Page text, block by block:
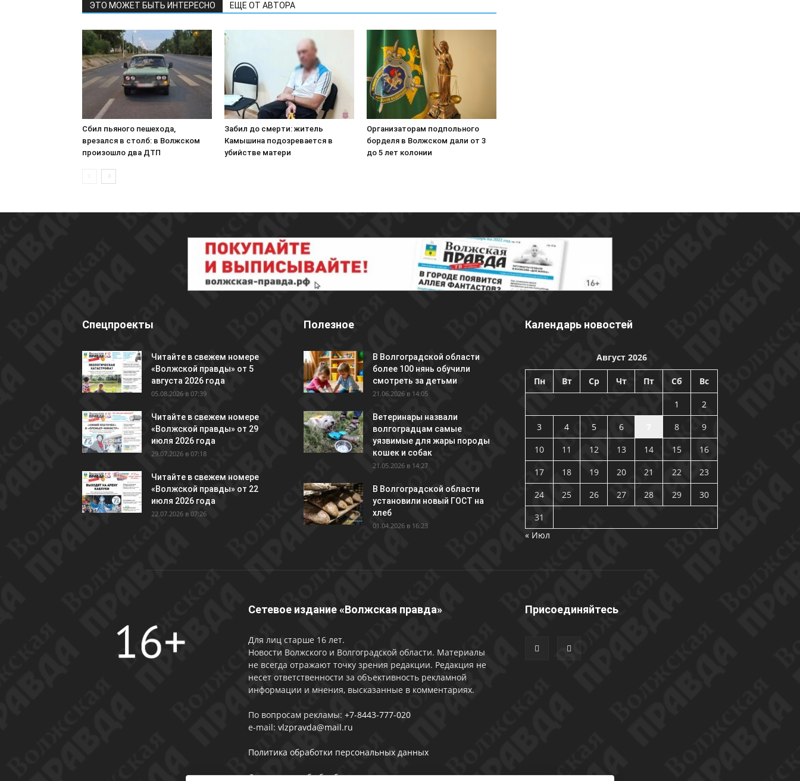
ЭТО МОЖЕТ БЫТЬ ИНТЕРЕСНО ЕЩЕ ОТ АВТОРА
Сбил пьяного пешехода,
врезался в столб: в Волжском
произошло два ДТП
Забил до смерти: житель
Камышина подозревается в
убийстве матери
Организаторам подпольного
борделя в Волжском дали от 3
до 5 лет колонии
Спецпроекты
Читайте в свежем номере
«Волжской правды» от 5
августа 2026 года
05.08.2026 в 07:39
Читайте в свежем номере
«Волжской правды» от 29
июля 2026 года
29.07.2026 в 07:18
Читайте в свежем номере
«Волжской правды» от 22
июля 2026 года
22.07.2026 в 07:26
Полезное
В Волгоградской области
более 100 нянь обучили
смотреть за детьми
21.06.2026 в 14:05
Ветеринары назвали
волгоградцам самые
уязвимые для жары породы
кошек и собак
21.05.2026 в 14:27
В Волгоградской области
установили новый ГОСТ на
хлеб
01.04.2026 в 16:23
Календарь новостей
Август 2026
Пн Вт Ср Чт Пт Сб Вс
1
2
3
4 5 6 8
9
10
11 12 13 14 15
16
17
18 19 20 21 22
23
24
25 26 27 28 29
30
31
« Июл
Сетевое издание «Волжская правда»
Для лиц старше 16 лет.
Новости Волжского и Волгоградской области. Материалы
не всегда отражают точку зрения редакции. Редакция не
несет ответственности за объективность рекламной
информации и мнения, высказанные в комментариях.
По вопросам рекламы: +7-8443-777-020
e-mail: vlzpravda@mail.ru
Политика обработки персональных данных
Соглашении об обработке персональных данных
Присоединяйтесь